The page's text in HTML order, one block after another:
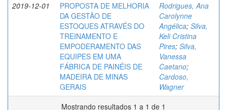
2019-12-01
PROPOSTA DE MELHORIA
DA GESTÃO DE
ESTOQUES ATRAVÉS DO
TREINAMENTO E
EMPODERAMENTO DAS
EQUIPES EM UMA
FÁBRICA DE PAINÉIS DE
MADEIRA DE MINAS
GERAIS
Rodrigues, Ana
Carolynne
Angélica; Silva,
Keli Cristina
Pires; Silva,
Vanessa
Caetano;
Cardoso,
Wagner
Mostrando resultados 1 a 1 de 1